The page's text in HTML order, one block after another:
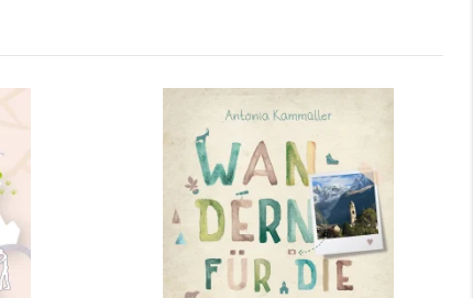
Graubünden. Wandern für die
Seele
mehr Infos …
bestellen